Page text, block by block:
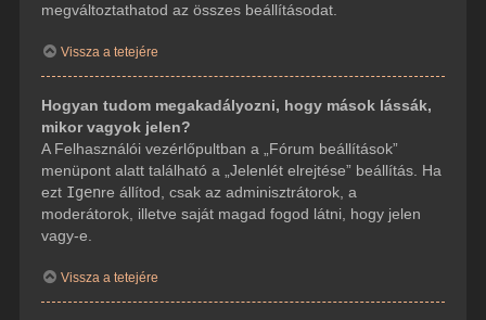
megváltoztathatod az összes beállításodat.
Vissza a tetejére
Hogyan tudom megakadályozni, hogy mások lássák,
mikor vagyok jelen?
A Felhasználói vezérlőpultban a „Fórum beállítások”
menüpont alatt található a „Jelenlét elrejtése” beállítás. Ha
ezt Igenre állítod, csak az adminisztrátorok, a
moderátorok, illetve saját magad fogod látni, hogy jelen
vagy-e.
Vissza a tetejére